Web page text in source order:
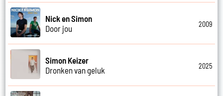
Nick en Simon
Door jou
2009
Simon Keizer
Dronken van geluk
2025